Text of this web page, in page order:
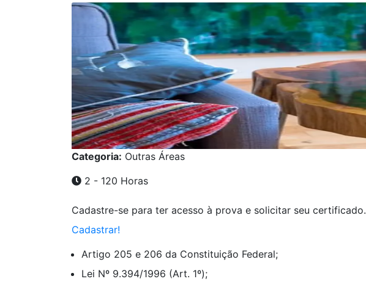
Categoria: Outras Áreas
2 - 120 Horas
Cadastre-se para ter acesso à prova e solicitar seu certificado.
Cadastrar!
Artigo 205 e 206 da Constituição Federal;
Lei Nº 9.394/1996 (Art. 1º);